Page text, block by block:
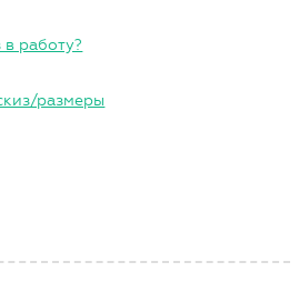
в работу?
размеры